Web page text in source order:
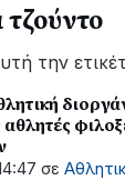
την
σε